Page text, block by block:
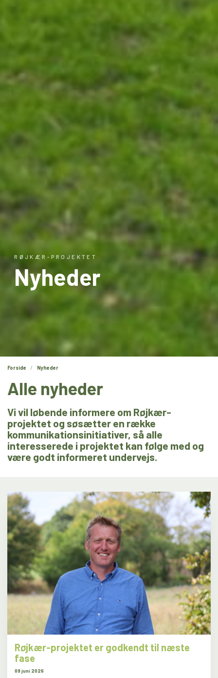
RØJKÆR-PROJEKTET
Nyheder
Forside Nyheder
Alle nyheder
Vi vil løbende informere om Røjkær-
projektet og søsætter en række
kommunikationsinitiativer, så alle
interesserede i projektet kan følge med og
være godt informeret undervejs.
Røjkær-projektet er godkendt til næste
fase
09 juni 2026